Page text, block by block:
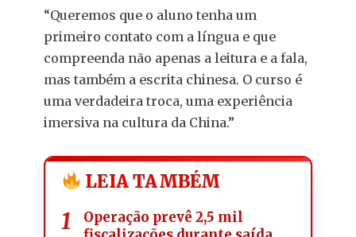
“Queremos que o aluno tenha um
primeiro contato com a língua e que
compreenda não apenas a leitura e a fala,
mas também a escrita chinesa. O curso é
uma verdadeira troca, uma experiência
imersiva na cultura da China.”
LEIA TAMBÉM
Operação prevê 2,5 mil